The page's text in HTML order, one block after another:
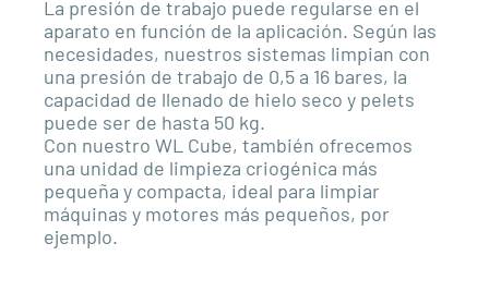
La presión de trabajo puede regularse en el
aparato en función de la aplicación. Según las
necesidades, nuestros sistemas limpian con
una presión de trabajo de 0,5 a 16 bares, la
capacidad de llenado de hielo seco y pelets
puede ser de hasta 50 kg.
Con nuestro WL Cube, también ofrecemos
una unidad de limpieza criogénica más
pequeña y compacta, ideal para limpiar
máquinas y motores más pequeños, por
ejemplo.